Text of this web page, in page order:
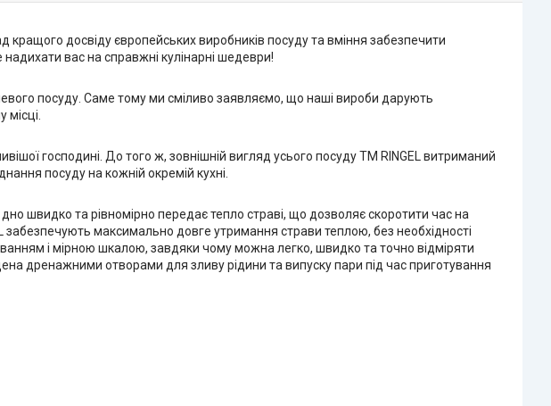
кращого досвіду європейських виробників посуду та вміння забезпечити
вас на справжні кулінарні шедеври!
посуду. Саме тому ми сміливо заявляємо, що наші вироби дарують
господині. До того ж, зовнішній вигляд усього посуду ТМ RINGEL витриманий
посуду на кожній окремій кухні.
швидко та рівномірно передає тепло страві, що дозволяє скоротити час на
забезпечують максимально довге утримання страви теплою, без необхідності
і мірною шкалою, завдяки чому можна легко, швидко та точно відміряти
дренажними отворами для зливу рідини та випуску пари під час приготування